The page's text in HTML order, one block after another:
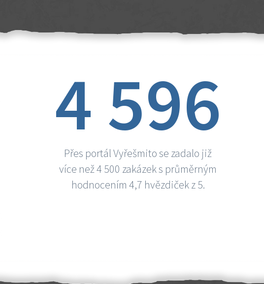
4 596
Přes portál Vyřešmito se zadalo již
více než 4 500 zakázek s průměrným
hodnocením 4,7 hvězdiček z 5.